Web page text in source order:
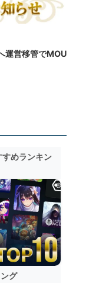
運営移管でMOU
すめランキン
グ